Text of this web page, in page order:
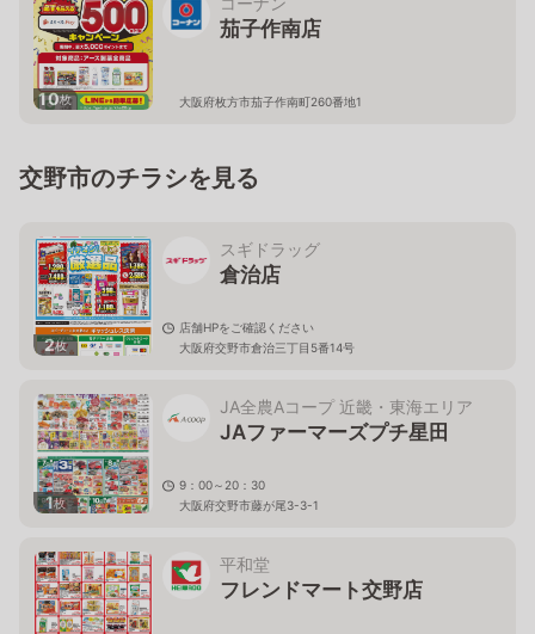
10枚
茄子作南店
大阪府枚方市茄子作南町260番地1
交野市のチラシを見る
2枚
スギドラッグ
倉治店
店舗HPをご確認ください
大阪府交野市倉治三丁目5番14号
1枚
JA全農Aコープ 近畿・東海エリア
JAファーマーズプチ星田
9：00～20：30
大阪府交野市藤が尾3-3-1
平和堂
フレンドマート交野店